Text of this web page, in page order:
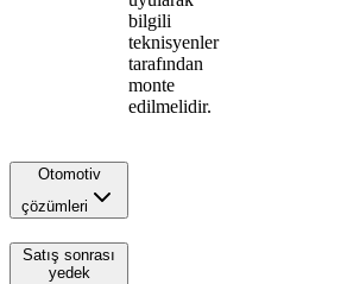
bilgili
teknisyenler
tarafından
monte
edilmelidir.
Otomotiv
çözümleri
Satış sonrası
yedek